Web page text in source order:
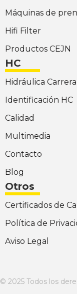
Máquinas de
Hifi Filter
Productos CEJN
HC
Hidráulica Carrera
Identificación HC
Calidad
Multimedia
Contacto
Blog
Otros
Certificados de
Política de
Aviso Legal
© 2025 Todos los